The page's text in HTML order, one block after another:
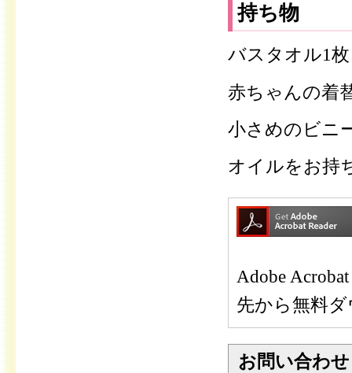
持ち物
バスタオル1
赤ちゃんの着
小さめのビニ
オイルをお持
Adobe
先から無料
お問い合わせ